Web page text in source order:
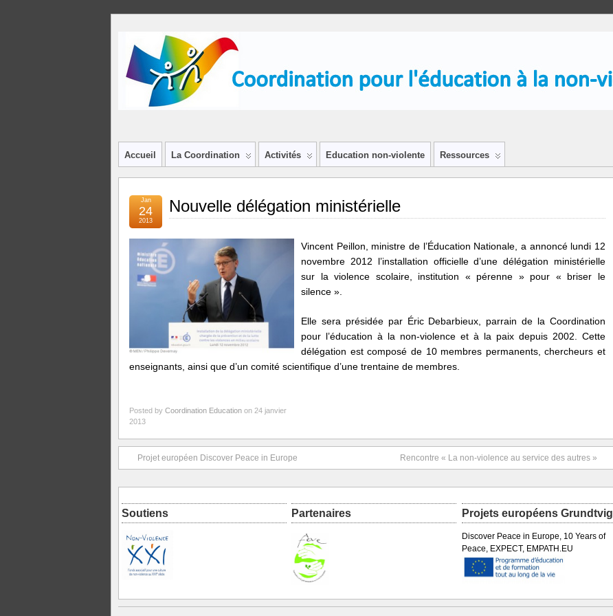
Accueil La Coordination Activités Education non-violente Ressources
Nouvelle délégation ministérielle
Jan
24
2013
Vincent Peillon, ministre de l’Éducation Nationale, a annoncé lundi 12
novembre 2012 l’installation officielle d’une délégation ministérielle
sur la violence scolaire, institution « pérenne » pour « briser le
silence ».
Elle sera présidée par Éric Debarbieux, parrain de la Coordination
pour l’éducation à la non-violence et à la paix depuis 2002. Cette
délégation est composé de 10 membres permanents, chercheurs et
enseignants, ainsi que d’un comité scientifique d’une trentaine de membres.
Posted by Coordination Education on 24 janvier
2013
Projet européen Discover Peace in Europe Rencontre « La non-violence au service des autres »
Soutiens Partenaires Projets européens Grundtvig
Discover Peace in Europe, 10 Years of
Peace, EXPECT, EMPATH.EU